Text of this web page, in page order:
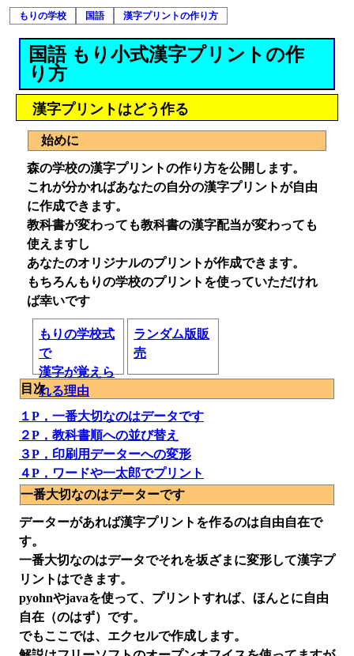
もりの学校 国語 漢字プリントの作り方
国語 もり小式漢字プリントの作
り方
漢字プリントはどう作る
始めに
森の学校の漢字プリントの作り方を公開します。
これが分かればあなたの自分の漢字プリントが自由
に作成できます。
教科書が変わっても教科書の漢字配当が変わっても
使えますし
あなたのオリジナルのプリントが作成できます。
もちろんもりの学校のプリントを使っていただけれ
ば幸いです
もりの学校式
で
漢字が覚えら
れる理由
ランダム版販
売
目次
１P，一番大切なのはデータです
２P，教科書順への並び替え
３P，印刷用データーへの変形
４P，ワードや一太郎でプリント
一番大切なのはデーターです
データーがあれば漢字プリントを作るのは自由自在で
す。
一番大切なのはデータでそれを坂ざまに変形して漢字プ
リントはできます。
pyohnやjavaを使って、プリントすれば、ほんとに自由
自在（のはず）です。
でもここでは、エクセルで作成します。